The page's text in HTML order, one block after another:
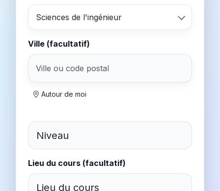
Sciences de l'ingénieur
Ville (facultatif)
Autour de moi
Lieu du cours (facultatif)